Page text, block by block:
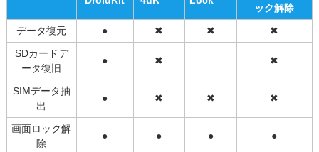
ック解除
データ復元
● ✖ ✖
✖
SDカードデ
ータ復旧
● ✖ ✖
SIMデータ抽
出
● ✖ ✖ ✖
画面ロック解
除
● ● ● ●